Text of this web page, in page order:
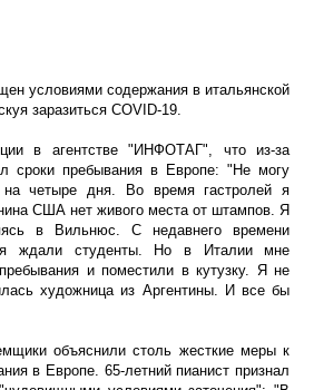
условиями содержания в итальянской
заразиться COVID-19.
в агентстве "ИНФОТАГ", что из-за
сроки пребывания в Европе:"Не могу
на четыре дня. Во время гастролей я
США нет живого места от штампов. Я
в Вильнюс. С недавнего времени
ждали студенты. Но в Италии мне
и поместили в кутузку. Я не
художница из Аргентины. И все бы
объяснили столь жесткие меры к
в Европе. 65-летний пианист признал